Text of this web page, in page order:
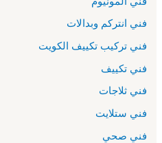
فني انتركم وبدالات
فني تركيب تكييف الكويت
فني تكييف
فني ثلاجات
فني ستلايت
فني صحي